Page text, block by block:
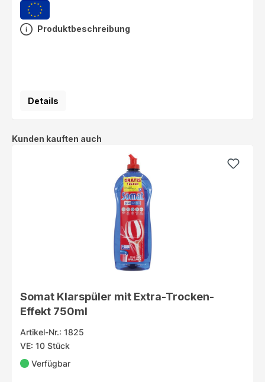
Produktbeschreibung
Details
Produktgalerie überspringen
Kunden kauften auch
Somat Klarspüler mit Extra-Trocken-
Effekt 750ml
Artikel-Nr.: 1825
VE: 10 Stück
Verfügbar